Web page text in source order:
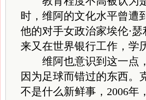
时，维阿的文化水平曾遭
他的对手女政治家埃伦·
来又在世界银行工作，学
维阿也意识到这一点，
因为足球而错过的东西。
不是什么新鲜事，2006年